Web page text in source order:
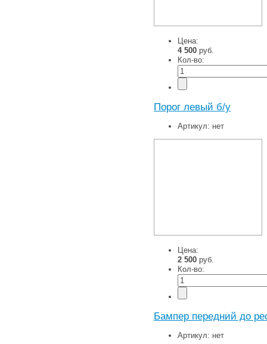
Цена:
4 500 руб.
Кол-во:
Порог левый б/у
Артикул: нет
Цена:
2 500 руб.
Кол-во:
Бампер передний до
Артикул: нет